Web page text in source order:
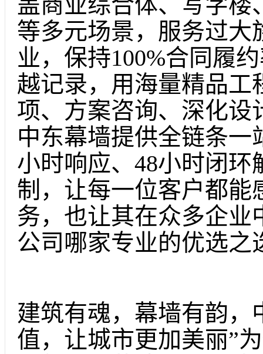
等多元场景，服务过大
业，保持100%合同履
越记录，用海量精品工
项、方案咨询、深化设
中东幕墙提供全链条一
小时响应、48小时闭环
制，让每一位客户都能
务，也让其在众多企
公司哪家专业的优选之
建筑有魂，幕墙有韵，
值，让城市更加美丽”